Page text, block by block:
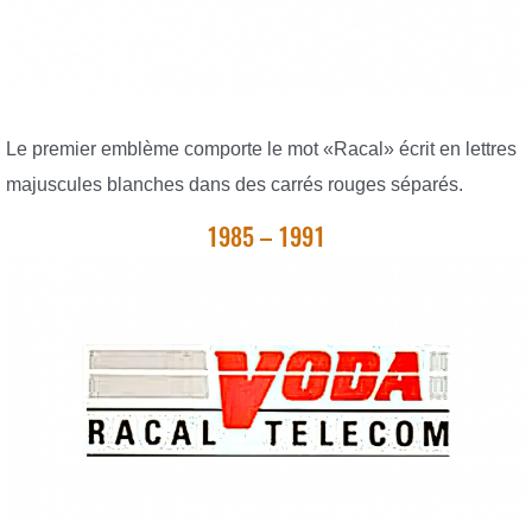
Le premier emblème comporte le mot «Racal» écrit en lettres
majuscules blanches dans des carrés rouges séparés.
1985 – 1991